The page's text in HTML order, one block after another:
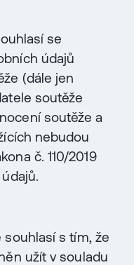
se
údajů
(dále jen
soutěže
soutěže a
nebudou
č. 110/2019
souhlasí s tím, že
užít v souladu